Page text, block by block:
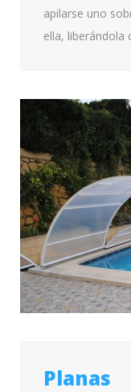
apilarse uno
ella, liberándola
Planas